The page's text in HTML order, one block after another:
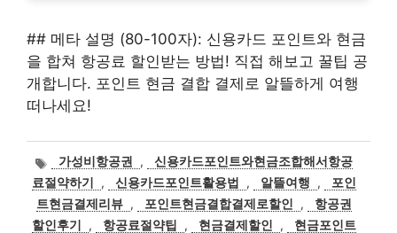
## 메타 설명 (80-100자): 신용카드 포인트와 현금
을 합쳐 항공료 할인받는 방법! 직접 해보고 꿀팁 공
개합니다. 포인트 현금 결합 결제로 알뜰하게 여행
떠나세요!
태
그
가성비항공권 ,
신용카드포인트와현금조합해서항공
료절약하기
, 신용카드포인트활용법 , 알뜰여행 ,
포인
트현금결제리뷰 , 포인트현금결합결제로할인 ,
항공권
할인후기
, 항공료절약팁 , 현금결제할인 ,
현금포인트